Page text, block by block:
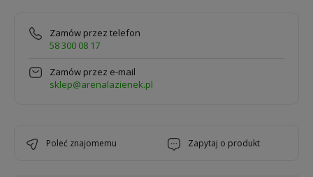
Zamów przez telefon
58 300 08 17
Zamów przez e-mail
sklep@arenalazienek.pl
poleć znajomemu zapytaj o produkt